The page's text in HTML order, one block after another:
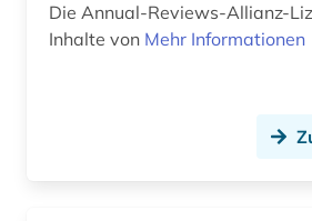
online-kurse (1)
Die Annual-Reviews-Allianz-
Inhalte von Mehr Informationen